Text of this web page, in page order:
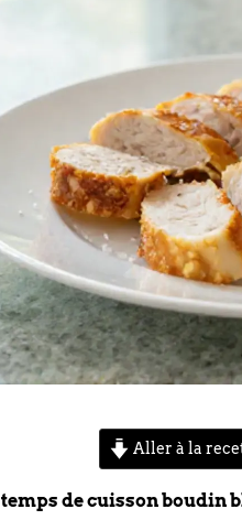
Aller à la
temps de cuisson boudin